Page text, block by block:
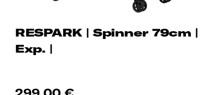
RESPARK | Spinner 79cm |
Exp. |